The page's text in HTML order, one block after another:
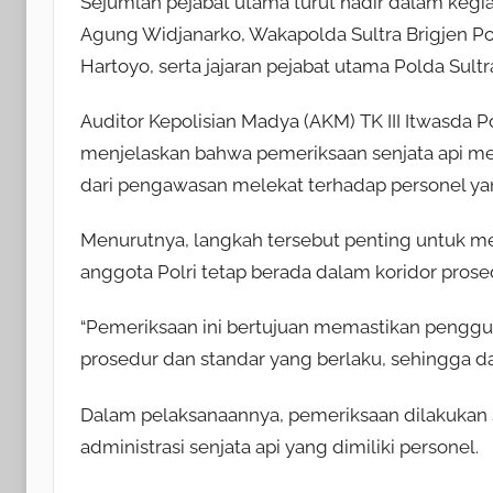
Agung Widjanarko, Wakapolda Sultra Brigjen
Hartoyo, serta jajaran pejabat utama Polda
Auditor Kepolisian Madya (AKM) TK III Itwasda
menjelaskan bahwa pemeriksaan senjata api
dari pengawasan melekat terhadap personel
Menurutnya, langkah tersebut penting untuk
anggota Polri tetap berada dalam koridor
“Pemeriksaan ini bertujuan memastikan
prosedur dan standar yang berlaku, sehingga
Dalam pelaksanaannya, pemeriksaan
administrasi senjata api yang dimiliki personel.